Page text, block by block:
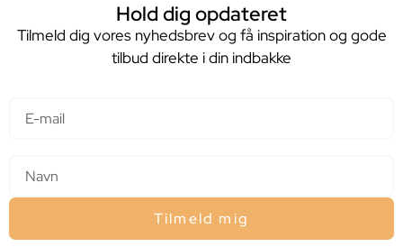
Hold dig opdateret
Tilmeld dig vores nyhedsbrev og få inspiration og gode
tilbud direkte i din indbakke
Tilmeld mig